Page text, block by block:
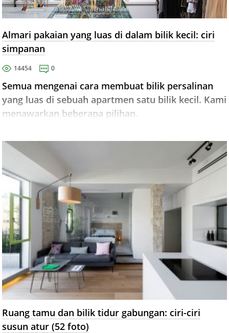
Almari pakaian yang luas di dalam bilik kecil: ciri
simpanan
14454 0
Semua mengenai cara membuat bilik persalinan
yang luas di sebuah apartmen satu bilik kecil. Kami
menawarkan beberapa pilihan.
Ruang tamu dan bilik tidur gabungan: ciri-ciri
susun atur (52 foto)